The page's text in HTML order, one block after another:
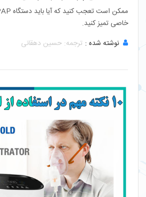
خاصی تمیز کنید.
نوشته شده : ترجمه: حسین دهقانی